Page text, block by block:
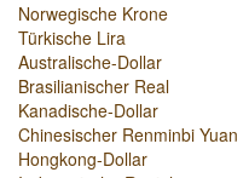
Norwegische Krone
Türkische Lira
Australische-Dollar
Brasilianischer Real
Kanadische-Dollar
Chinesischer Renminbi Yuan
Hongkong-Dollar